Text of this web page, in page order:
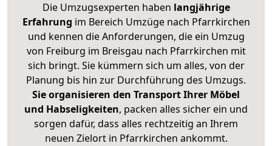
Die Umzugsexperten haben langjährige
Erfahrung im Bereich Umzüge nach Pfarrkirchen
und kennen die Anforderungen, die ein Umzug
von Freiburg im Breisgau nach Pfarrkirchen mit
sich bringt. Sie kümmern sich um alles, von der
Planung bis hin zur Durchführung des Umzugs.
Sie organisieren den Transport Ihrer Möbel
und Habseligkeiten, packen alles sicher ein und
sorgen dafür, dass alles rechtzeitig an Ihrem
neuen Zielort in Pfarrkirchen ankommt.